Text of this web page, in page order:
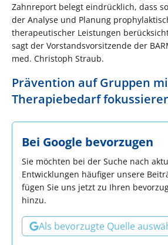
Zahnreport belegt eindrücklich, dass
der Analyse und Planung
therapeutischer Leistungen
sagt der Vorstandsvorsitzende der
med. Christoph Straub.
Prävention auf Gruppen
Therapiebedarf
Bei Google bevorzugen
Sie möchten bei der Suche nach
Entwicklungen häufiger unsere
fügen Sie uns jetzt zu Ihren
hinzu.
Als bevorzugte Quelle